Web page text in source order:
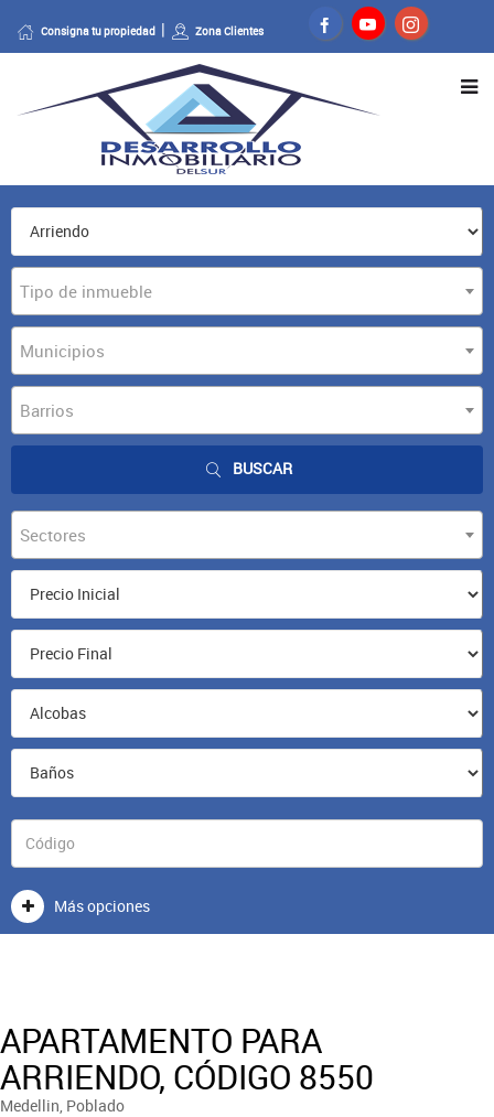
Consigna tu propiedad Zona Clientes
Tipo de inmueble
Municipios
Barrios
BUSCAR
Sectores
Más opciones
APARTAMENTO PARA
ARRIENDO, CÓDIGO 8550
Medellin, Poblado